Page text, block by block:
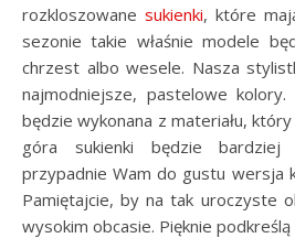
rozkloszowane sukienki, które
sezonie takie właśnie modele
chrzest albo wesele. Nasza
najmodniejsze, pastelowe
będzie wykonana z materiału,
góra sukienki będzie bardziej
przypadnie Wam do gustu wersja
Pamiętajcie, by na tak uroczyste
wysokim obcasie. Pięknie